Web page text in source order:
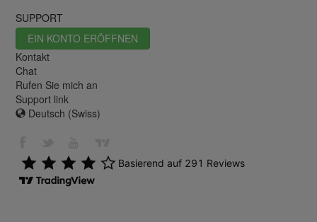
SUPPORT
EIN KONTO ERÖFFNEN
Kontakt
Chat
Rufen Sie mich an
Support link
Deutsch (Swiss)